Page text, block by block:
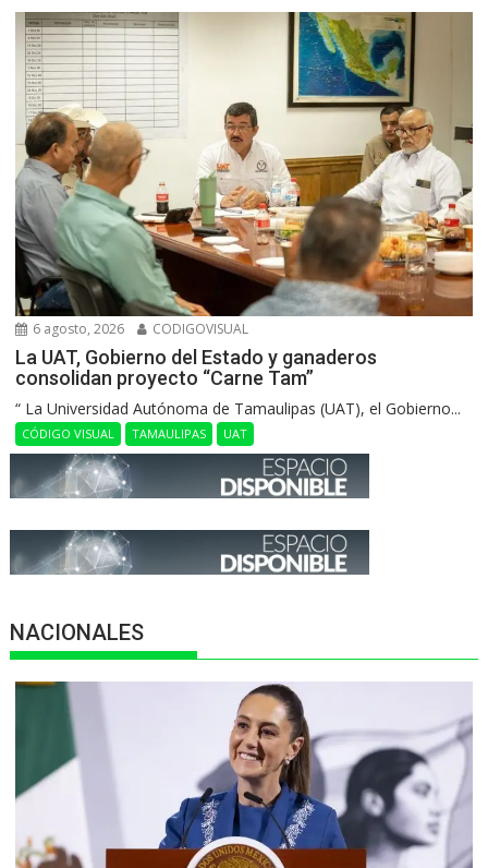
6 agosto, 2026 CODIGOVISUAL
La UAT, Gobierno del Estado y ganaderos
consolidan proyecto “Carne Tam”
“ La Universidad Autónoma de Tamaulipas (UAT), el Gobierno...
CÓDIGO VISUAL TAMAULIPAS UAT
NACIONALES